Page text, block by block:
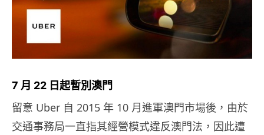
7 月 22 日起暫別澳門
留意 Uber 自 2015 年 10 月進軍澳門市場後，由於
交通事務局一直指其經營模式違反澳門法，因此遭